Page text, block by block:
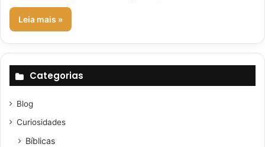
Leia mais »
Categorias
Blog
Curiosidades
Bíblicas